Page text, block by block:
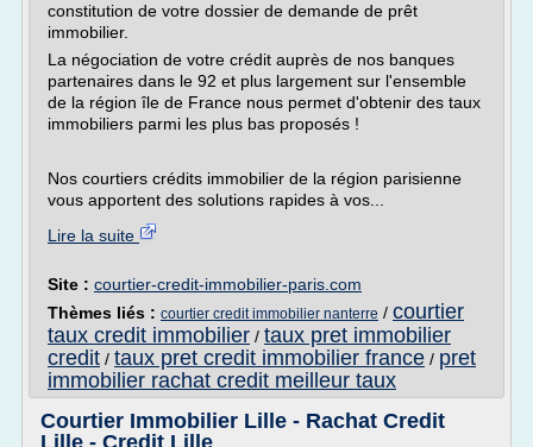
constitution de votre dossier de demande de prêt
immobilier.
La négociation de votre crédit auprès de nos banques
partenaires dans le 92 et plus largement sur l'ensemble
de la région île de France nous permet d'obtenir des taux
immobiliers parmi les plus bas proposés !
Nos courtiers crédits immobilier de la région parisienne
vous apportent des solutions rapides à vos...
Lire la suite
Site : courtier-credit-immobilier-paris.com
Thèmes liés : courtier credit immobilier nanterre / courtier
taux credit immobilier / taux pret immobilier
credit / taux pret credit immobilier france / pret
immobilier rachat credit meilleur taux
Courtier Immobilier Lille - Rachat Credit
Lille - Credit Lille